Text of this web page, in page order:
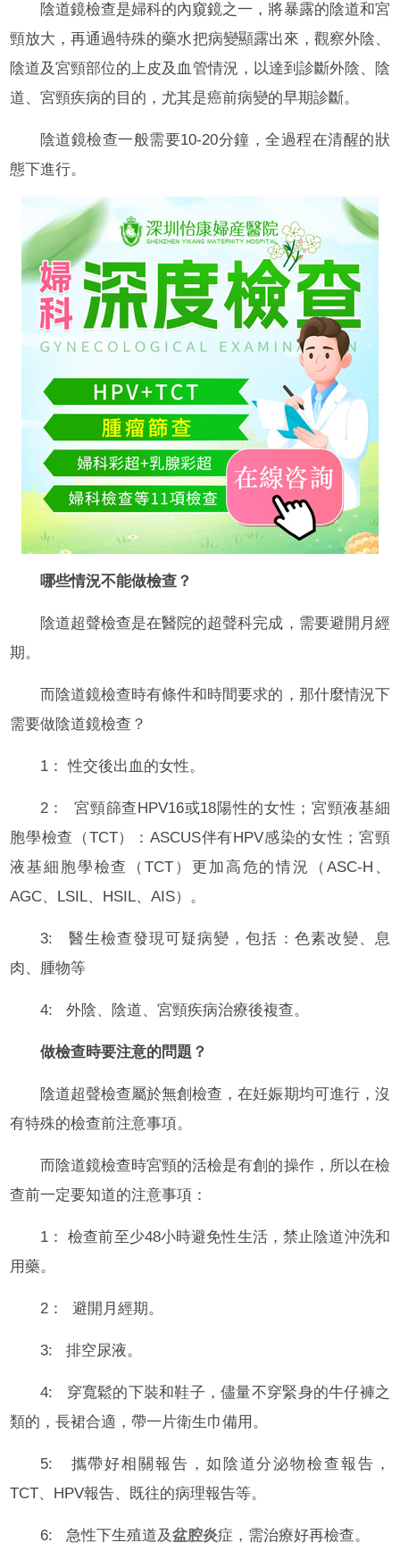
陰道鏡檢查是婦科的內窺鏡之一，將暴露的陰道和宮
頸放大，再通過特殊的藥水把病變顯露出來，觀察外陰、
陰道及宮頸部位的上皮及血管情況，以達到診斷外陰、陰
道、宮頸疾病的目的，尤其是癌前病變的早期診斷。
陰道鏡檢查一般需要10-20分鐘，全過程在清醒的狀
態下進行。
哪些情況不能做檢查？
陰道超聲檢查是在醫院的超聲科完成，需要避開月經
期。
而陰道鏡檢查時有條件和時間要求的，那什麼情況下
需要做陰道鏡檢查？
1： 性交後出血的女性。
2： 宮頸篩查HPV16或18陽性的女性；宮頸液基細
胞學檢查（TCT）：ASCUS伴有HPV感染的女性；宮頸
液基細胞學檢查（TCT）更加高危的情況（ASC-H、
AGC、LSIL、HSIL、AIS）。
3: 醫生檢查發現可疑病變，包括：色素改變、息
肉、腫物等
4: 外陰、陰道、宮頸疾病治療後複查。
做檢查時要注意的問題？
陰道超聲檢查屬於無創檢查，在妊娠期均可進行，沒
有特殊的檢查前注意事項。
而陰道鏡檢查時宮頸的活檢是有創的操作，所以在檢
查前一定要知道的注意事項：
1： 檢查前至少48小時避免性生活，禁止陰道沖洗和
用藥。
2： 避開月經期。
3: 排空尿液。
4: 穿寬鬆的下裝和鞋子，儘量不穿緊身的牛仔褲之
類的，長裙合適，帶一片衛生巾備用。
5: 攜帶好相關報告，如陰道分泌物檢查報告，
TCT、HPV報告、既往的病理報告等。
6: 急性下生殖道及盆腔炎症，需治療好再檢查。